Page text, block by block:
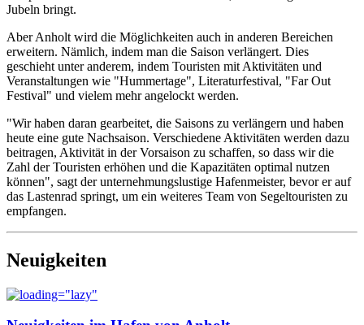
Jubeln bringt.
Aber Anholt wird die Möglichkeiten auch in anderen Bereichen
erweitern. Nämlich, indem man die Saison verlängert. Dies
geschieht unter anderem, indem Touristen mit Aktivitäten und
Veranstaltungen wie "Hummertage", Literaturfestival, "Far Out
Festival" und vielem mehr angelockt werden.
"Wir haben daran gearbeitet, die Saisons zu verlängern und haben
heute eine gute Nachsaison. Verschiedene Aktivitäten werden dazu
beitragen, Aktivität in der Vorsaison zu schaffen, so dass wir die
Zahl der Touristen erhöhen und die Kapazitäten optimal nutzen
können", sagt der unternehmungslustige Hafenmeister, bevor er auf
das Lastenrad springt, um ein weiteres Team von Segeltouristen zu
empfangen.
Neuigkeiten